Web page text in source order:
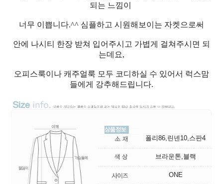
되는 느낌이
너무 이쁩니다.^^ 심플하고 시원해보이는 자켓으로써
안에 나시티 한장 받쳐 입어주시고 가볍게 걸쳐주시면 되
는데요,
오피스룩이나 캐주얼룩 모두 코디하실 수 있어서 럭스맘
들에게 강추해드립니다.
폴리86,린넨10,스판4
브라운톤,블랙
ONE